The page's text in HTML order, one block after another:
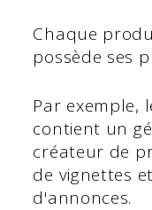
Chaque
possède ses
Par exemple,
contient un
créateur de
de vignettes
d'annonces.